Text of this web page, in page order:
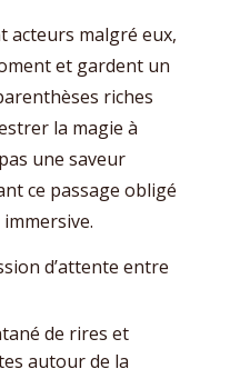
acteurs malgré eux,
et gardent un
riches
la magie à
une saveur
ce passage obligé
d’attente entre
de rires et
autour de la